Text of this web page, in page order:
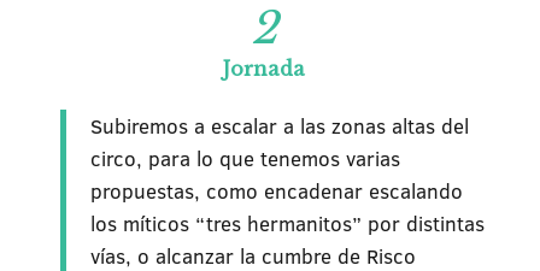
2
Jornada
Subiremos a escalar a las zonas altas del
circo, para lo que tenemos varias
propuestas, como encadenar escalando
los míticos “tres hermanitos” por distintas
vías, o alcanzar la cumbre de Risco